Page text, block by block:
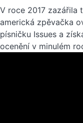
V roce 2017 zazářila
americká zpěvačka
písničku Issues a
ocenění v minulém